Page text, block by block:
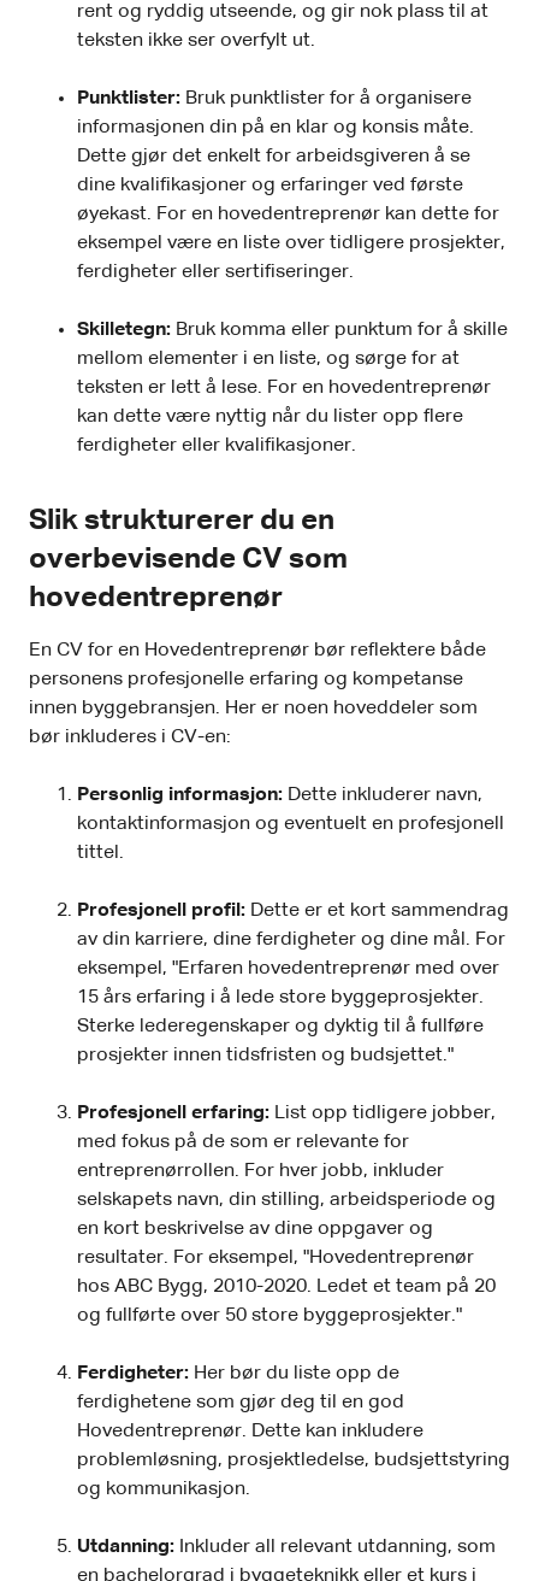
rent og ryddig utseende, og gir nok plass til at
teksten ikke ser overfylt ut.
Punktlister: Bruk punktlister for å organisere
informasjonen din på en klar og konsis måte.
Dette gjør det enkelt for arbeidsgiveren å se
dine kvalifikasjoner og erfaringer ved første
øyekast. For en hovedentreprenør kan dette for
eksempel være en liste over tidligere prosjekter,
ferdigheter eller sertifiseringer.
Skilletegn: Bruk komma eller punktum for å skille
mellom elementer i en liste, og sørge for at
teksten er lett å lese. For en hovedentreprenør
kan dette være nyttig når du lister opp flere
ferdigheter eller kvalifikasjoner.
Slik strukturerer du en
overbevisende CV som
hovedentreprenør
En CV for en Hovedentreprenør bør reflektere både
personens profesjonelle erfaring og kompetanse
innen byggebransjen. Her er noen hoveddeler som
bør inkluderes i CV-en:
Personlig informasjon: Dette inkluderer navn,
kontaktinformasjon og eventuelt en profesjonell
tittel.
Profesjonell profil: Dette er et kort sammendrag
av din karriere, dine ferdigheter og dine mål. For
eksempel, "Erfaren hovedentreprenør med over
15 års erfaring i å lede store byggeprosjekter.
Sterke lederegenskaper og dyktig til å fullføre
prosjekter innen tidsfristen og budsjettet."
Profesjonell erfaring: List opp tidligere jobber,
med fokus på de som er relevante for
entreprenørrollen. For hver jobb, inkluder
selskapets navn, din stilling, arbeidsperiode og
en kort beskrivelse av dine oppgaver og
resultater. For eksempel, "Hovedentreprenør
hos ABC Bygg, 2010-2020. Ledet et team på 20
og fullførte over 50 store byggeprosjekter."
Ferdigheter: Her bør du liste opp de
ferdighetene som gjør deg til en god
Hovedentreprenør. Dette kan inkludere
problemløsning, prosjektledelse, budsjettstyring
og kommunikasjon.
Utdanning: Inkluder all relevant utdanning, som
en bachelorgrad i byggeteknikk eller et kurs i